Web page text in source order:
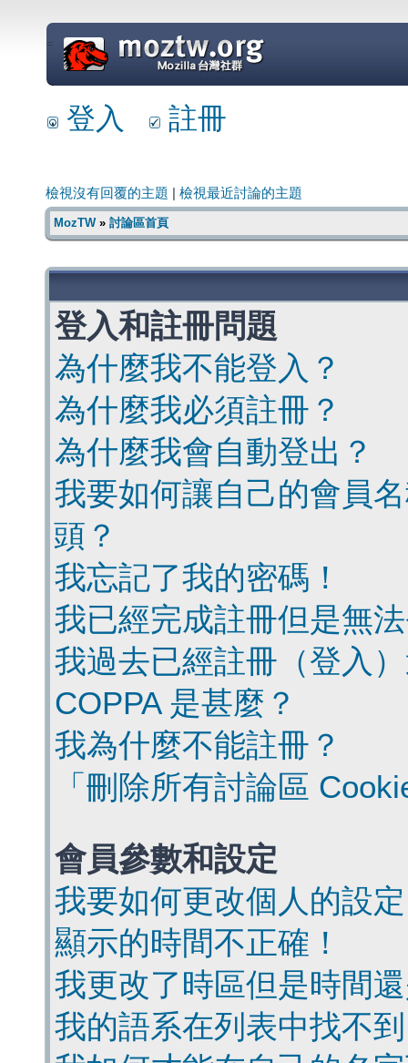
=
登入 註冊
檢視沒有回覆的主題 檢視最近討論的主題
MozTW» 討論區首頁
登入和註冊問題
為什麼我不能登入？
為什麼我必須註冊？
為什麼我會自動登出？
我要如何讓自己的會員
頭？
我忘記了我的密碼！
我已經完成註冊但是無
我過去已經註冊（登入
COPPA 是甚麼？
我為什麼不能註冊？
「刪除所有討論區
會員參數和設定
我要如何更改個人的設
顯示的時間不正確！
我更改了時區但是時間
我的語系在列表中找不